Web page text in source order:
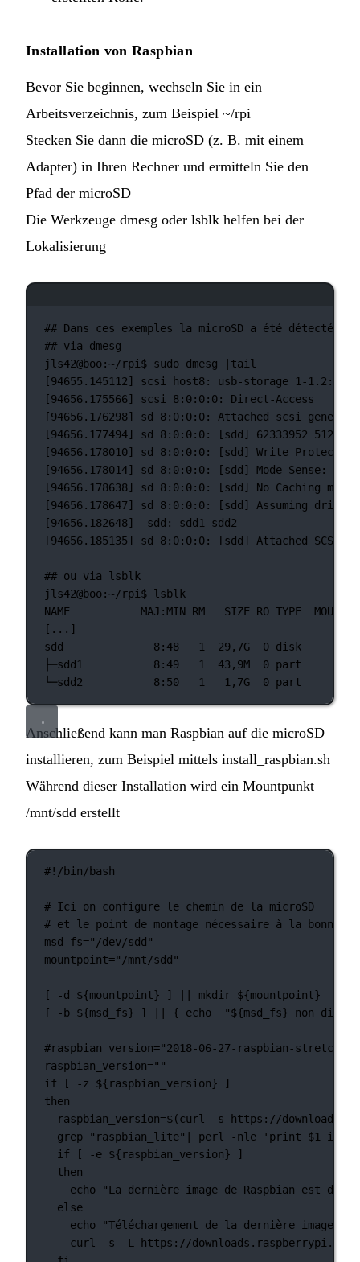
Installation von Raspbian
Bevor Sie beginnen, wechseln Sie in ein
Arbeitsverzeichnis, zum Beispiel ~/rpi
Stecken Sie dann die microSD (z. B. mit einem
Adapter) in Ihren Rechner und ermitteln Sie den
Pfad der microSD
Die Werkzeuge dmesg oder lsblk helfen bei der
Lokalisierung
## Dans ces exemples la microSD a été détectée
## via dmesg
jls42@boo:~/rpi$ sudo dmesg
tail
[94655.145112] scsi host8: usb-storage 1-1.2:1.0
[94656.175566] scsi 8:0:0:0: Direct-Access
[94656.176298] sd 8:0:0:0: Attached scsi generic
[94656.177494] sd 8:0:0:0: [sdd] 62333952 512-
[94656.178010] sd 8:0:0:0: [sdd] Write Protect
[94656.178014] sd 8:0:0:0: [sdd] Mode Sense: 4b
[94656.178638] sd 8:0:0:0: [sdd] No Caching mode
[94656.178647] sd 8:0:0:0: [sdd] Assuming drive
[94656.182648]  sdd: sdd1 sdd2
[94656.185135] sd 8:0:0:0: [sdd] Attached SCSI
## ou via lsblk
jls42@boo:~/rpi$ lsblk
NAME
MAJ:MIN RM SIZE RO TYPE
[...]
sdd
8:48 1 29,7G 0 disk
├─sdd1
8:49 1 43,9M 0 part
└─sdd2
8:50 1 1,7G 0 part
Anschließend kann man Raspbian auf die microSD
installieren, zum Beispiel mittels install_raspbian.sh
Während dieser Installation wird ein Mountpunkt
/mnt/sdd erstellt
#!/bin/bash
# Ici on configure le chemin de la microSD
# et le point de montage nécessaire à la bonne
msd_fs="/dev/sdd"
mountpoint="/mnt/sdd"
[ -d ${mountpoint} ] mkdir ${mountpoint}
[
-b ${msd_fs} ] { echo "${msd_fs} non
#raspbian_version="2018-06-27-raspbian-
raspbian_version=""
if [ -z ${raspbian_version} ]
then
raspbian_version=$(curl -s
https://
grep
"raspbian_lite" perl -nle
'print $1 if /
if [ -e ${raspbian_version} ]
then
echo
"La dernière image de Raspbian est déjà
else
echo
"Téléchargement de la dernière image de
curl
-s -L
https://